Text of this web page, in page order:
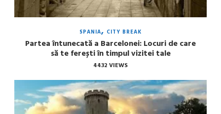
SPANIA CITY BREAK
Partea întunecată a Barcelonei: Locuri de care
să te ferești în timpul vizitei tale
4432 VIEWS